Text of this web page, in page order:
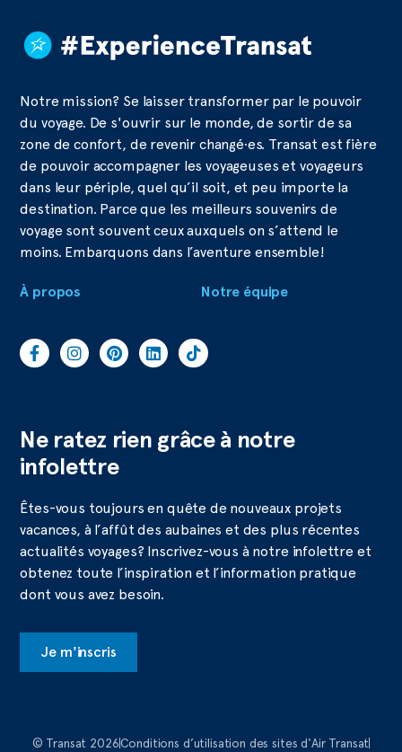
Notre mission? Se laisser transformer par le pouvoir
du voyage. De s'ouvrir sur le monde, de sortir de sa
zone de confort, de revenir changé·es. Transat est fière
de pouvoir accompagner les voyageuses et voyageurs
dans leur périple, quel qu’il soit, et peu importe la
destination. Parce que les meilleurs souvenirs de
voyage sont souvent ceux auxquels on s’attend le
moins. Embarquons dans l’aventure ensemble!
À propos Notre équipe
Ne ratez rien grâce à notre
infolettre
Êtes-vous toujours en quête de nouveaux projets
vacances, à l’affût des aubaines et des plus récentes
actualités voyages? Inscrivez-vous à notre infolettre et
obtenez toute l’inspiration et l’information pratique
dont vous avez besoin.
Je m'inscris
© Transat 2026Conditions d’utilisation des sites d'Air Transat